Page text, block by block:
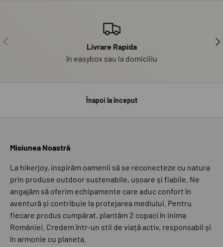
PRECEDENT
Livrare Rapida
în easybox sau la domiciliu
Înapoi la început
Misiunea Noastră
La hikerjoy, inspirăm oamenii să se reconecteze cu natura
prin produse outdoor sustenabile, ușoare și fiabile. Ne
angajăm să oferim echipamente care aduc confort în
aventură și contribuie la protejarea mediului. Pentru
fiecare produs cumpărat, plantăm 2 copaci în inima
României. Credem într-un stil de viață activ, responsabil și
în armonie cu planeta.